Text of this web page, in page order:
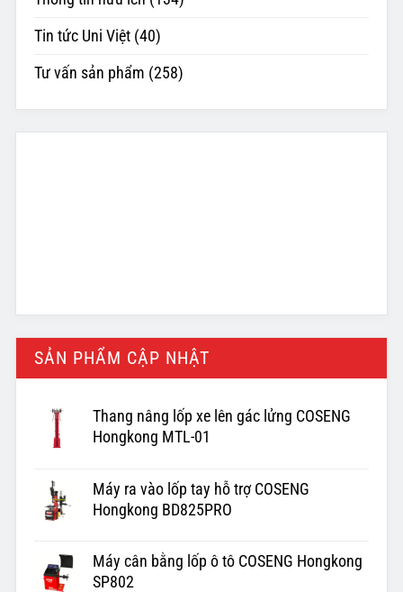
Tin tức Uni Việt (40)
Tư vấn sản phẩm (258)
SẢN PHẨM CẬP NHẬT
Thang nâng lốp xe lên gác lửng COSENG
Hongkong MTL-01
Máy ra vào lốp tay hỗ trợ COSENG
Hongkong BD825PRO
Máy cân bằng lốp ô tô COSENG Hongkong
SP802